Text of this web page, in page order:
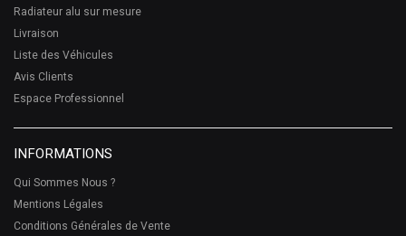
Radiateur alu sur mesure
Livraison
Liste des Véhicules
Avis Clients
Espace Professionnel
INFORMATIONS
Qui Sommes Nous ?
Mentions Légales
Conditions Générales de Vente